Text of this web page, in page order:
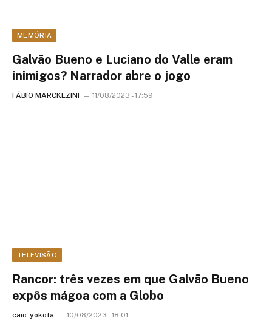
MEMÓRIA
Galvão Bueno e Luciano do Valle eram
inimigos? Narrador abre o jogo
FÁBIO MARCKEZINI 11/08/2023 - 17:59
TELEVISÃO
Rancor: três vezes em que Galvão Bueno
expôs mágoa com a Globo
caio-yokota 10/08/2023 - 18:01